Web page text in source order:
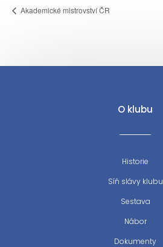
Akademické mistrovství ČR
O klubu
Historie
Síň slávy klubu
Sestava
Nábor
Dokumenty